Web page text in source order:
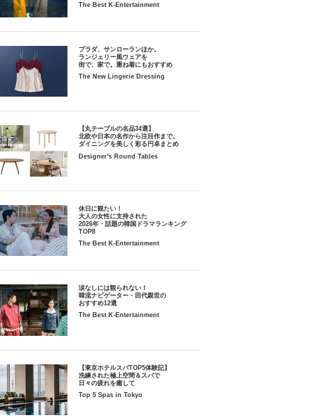
The Best K-Entertainment
プラダ、サンローランほか。
ランジェリー風ウェアを
街で、家で。重ね着にもおすすめ
The New Lingerie Dressing
【丸テーブルの名品34選】
北欧や日本の名作から注目作まで。
ダイニングを美しく彩る円卓まとめ
Designer's Round Tables
休日に観たい！
大人の女性に支持された
2026年・話題の韓国ドラマランキング
TOP8
The Best K-Entertainment
涙なしには観られない！
韓流ナビゲーター・田代親世の
おすすめ12選
The Best K-Entertainment
【東京ホテルスパTOP5体験記】
洗練された極上空間＆スパで
日々の疲れを癒して
Top 5 Spas in Tokyo